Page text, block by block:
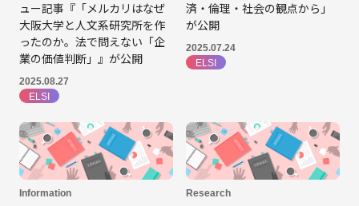
ュー記事『「メルカリはなぜ
大阪大学と人文系研究所を作
ったのか。法で問えない「企
業の価値判断」』が公開
2025.08.27
ELSI
済・倫理・社会の観点から」
が公開
2025.07.24
ELSI
Information Research